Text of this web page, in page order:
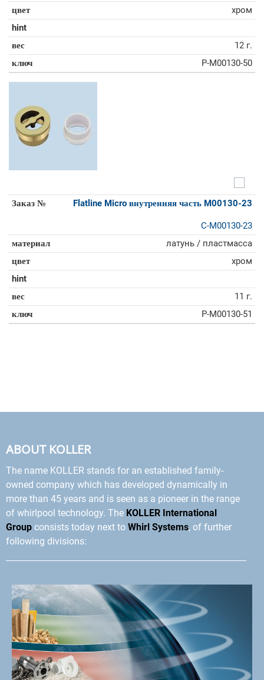
хром
12 г.
P-M00130-50
Flatline Micro внутренняя часть M00130-23
C-M00130-23
латунь / пластмасса
хром
11 г.
P-M00130-51
ABOUT KOLLER
The name KOLLER stands for an established family-
owned company which has developed dynamically in
more than 45 years and is seen as a pioneer in the range
of whirlpool technology. The KOLLER International
Group consists today next to Whirl Systems, of further
following divisions: